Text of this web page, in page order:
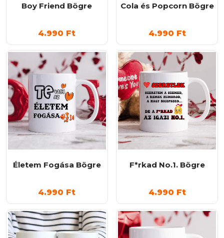
Boy Friend Bögre
4.990 Ft
Cola és Popcorn Bögre
4.990 Ft
Életem Fogása Bögre
4.990 Ft
F*rkad No.1. Bögre
4.990 Ft